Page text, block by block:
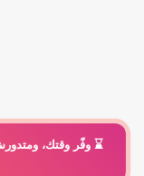
⌛️ وفّر وقتك، ومتدورش